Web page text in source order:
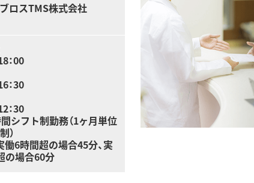
に直結する在宅医療業務全般を担当します。
て調剤薬のセットや訪問管理指導を行います。
ジュール管理を丁寧かつ正確に遂行します。
ロスTMS株式会社
：00
：30
：30
シフト制勤務（1ヶ月単位
）
働6時間超の場合45分、実
の場合60分